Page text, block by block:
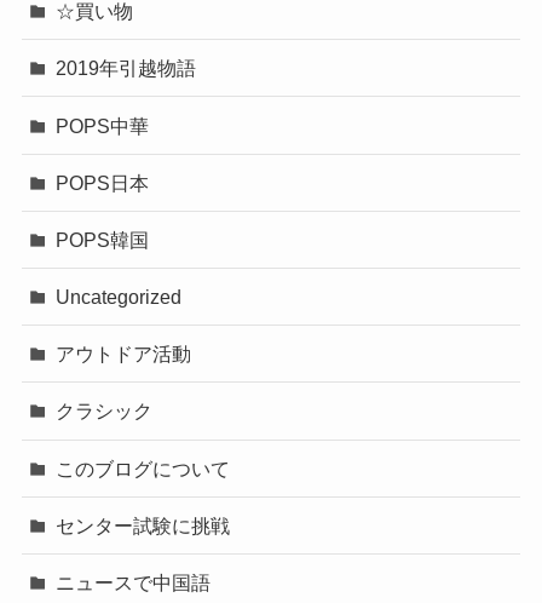
☆買い物
2019年引越物語
POPS中華
POPS日本
POPS韓国
Uncategorized
アウトドア活動
クラシック
このブログについて
センター試験に挑戦
ニュースで中国語